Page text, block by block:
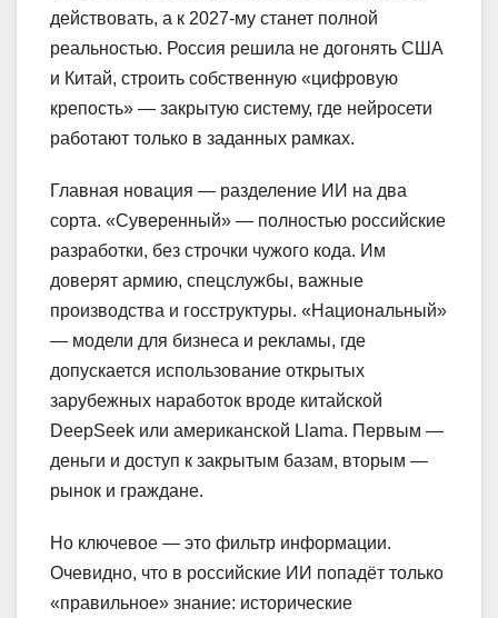
действовать, а к 2027‑му станет полной
реальностью. Россия решила не догонять США
и Китай, строить собственную «цифровую
крепость» — закрытую систему, где нейросети
работают только в заданных рамках.
Главная новация — разделение ИИ на два
сорта. «Суверенный» — полностью российские
разработки, без строчки чужого кода. Им
доверят армию, спецслужбы, важные
производства и госструктуры. «Национальный»
— модели для бизнеса и рекламы, где
допускается использование открытых
зарубежных наработок вроде китайской
DeepSeek или американской Llama. Первым —
деньги и доступ к закрытым базам, вторым —
рынок и граждане.
Но ключевое — это фильтр информации.
Очевидно, что в российские ИИ попадёт только
«правильное» знание: исторические